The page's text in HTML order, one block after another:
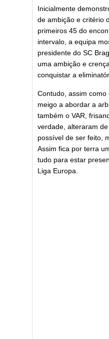
Inicialmente
de ambição e critério
primeiros 45 do
intervalo, a equipa
presidente do SC
uma ambição e
conquistar a
Contudo, assim
meigo a abordar a
também o VAR,
verdade, alteraram
possível de ser feito,
Assim fica por terra
tudo para estar
Liga Europa.